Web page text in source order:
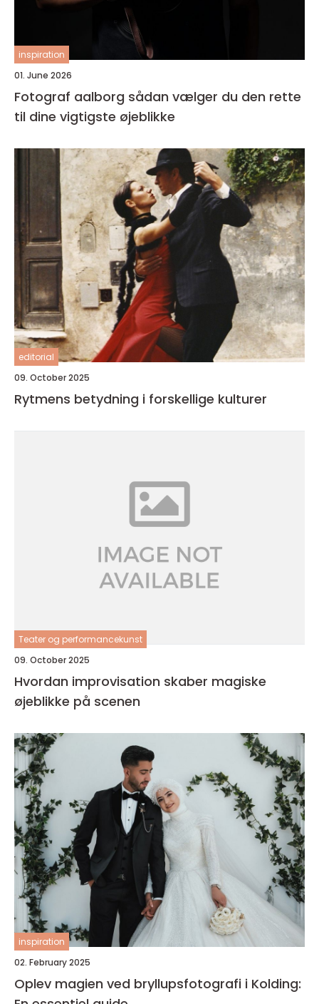
inspiration
01. June 2026
Fotograf aalborg sådan vælger du den rette
til dine vigtigste øjeblikke
editorial
09. October 2025
Rytmens betydning i forskellige kulturer
Teater og performancekunst
09. October 2025
Hvordan improvisation skaber magiske
øjeblikke på scenen
inspiration
02. February 2025
Oplev magien ved bryllupsfotografi i Kolding: